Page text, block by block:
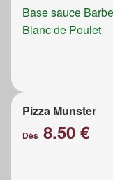
Base sauce
Blanc de Poulet
Pizza Munster
Dès 8.50 €